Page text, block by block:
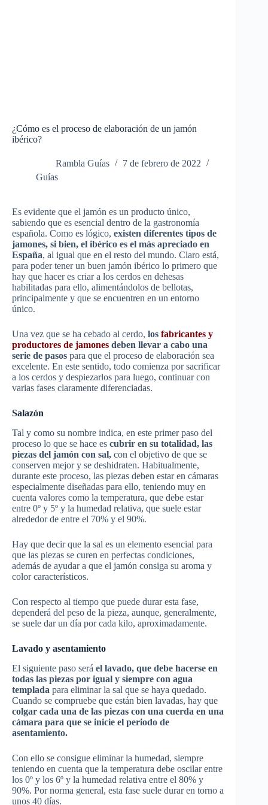
¿Cómo es el proceso de elaboración de un jamón
ibérico?
Rambla Guías
7 de febrero de 2022
Guías
Es evidente que el jamón es un producto único,
sabiendo que es esencial dentro de la gastronomía
española. Como es lógico, existen diferentes tipos de
jamones, si bien, el ibérico es el más apreciado en
España, al igual que en el resto del mundo. Claro está,
para poder tener un buen jamón ibérico lo primero que
hay que hacer es criar a los cerdos en dehesas
habilitadas para ello, alimentándolos de bellotas,
principalmente y que se encuentren en un entorno
único.
Una vez que se ha cebado al cerdo, los fabricantes y
productores de jamones deben llevar a cabo una
serie de pasos para que el proceso de elaboración sea
excelente. En este sentido, todo comienza por sacrificar
a los cerdos y despiezarlos para luego, continuar con
varias fases claramente diferenciadas.
Salazón
Tal y como su nombre indica, en este primer paso del
proceso lo que se hace es cubrir en su totalidad, las
piezas del jamón con sal, con el objetivo de que se
conserven mejor y se deshidraten. Habitualmente,
durante este proceso, las piezas deben estar en cámaras
especialmente diseñadas para ello, teniendo muy en
cuenta valores como la temperatura, que debe estar
entre 0º y 5º y la humedad relativa, que suele estar
alrededor de entre el 70% y el 90%.
Hay que decir que la sal es un elemento esencial para
que las piezas se curen en perfectas condiciones,
además de ayudar a que el jamón consiga su aroma y
color característicos.
Con respecto al tiempo que puede durar esta fase,
dependerá del peso de la pieza, aunque, generalmente,
se suele dar un día por cada kilo, aproximadamente.
Lavado y asentamiento
El siguiente paso será el lavado, que debe hacerse en
todas las piezas por igual y siempre con agua
templada para eliminar la sal que se haya quedado.
Cuando se compruebe que están bien lavadas, hay que
colgar cada una de las piezas con una cuerda en una
cámara para que se inicie el periodo de
asentamiento.
Con ello se consigue eliminar la humedad, siempre
teniendo en cuenta que la temperatura debe oscilar entre
los 0º y los 6º y la humedad relativa entre el 80% y
90%. Por norma general, esta fase suele durar en torno a
unos 40 días.